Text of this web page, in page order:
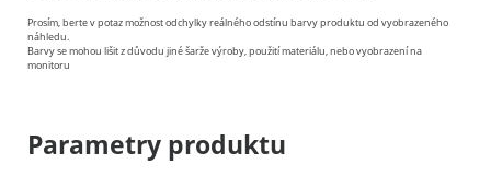
Prosím, berte v potaz možnost odchylky reálného odstínu barvy produktu od vyobrazeného
náhledu.
Barvy se mohou lišit z důvodu jiné šarže výroby, použití materiálu, nebo vyobrazení na
monitoru
Parametry produktu